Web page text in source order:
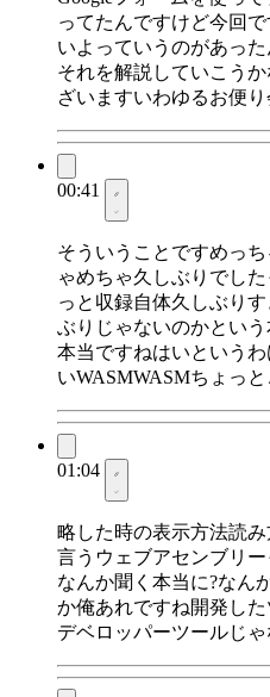
ってたんですけど今回
いよっていうのがあっ
それを解説していこう
ざいますいわゆるお便
00:41
そういうことですめっ
ゃめちゃ久しぶりでし
っと収録自体久しぶり
ぶりじゃないのかとい
本当ですねはいという
いWASMWASMちょっ
01:04
略した時の表示方法読
言うウェブアセンブリ
なんか聞く本当に?なん
か俺あれですね開発し
デベロッパーツールじ